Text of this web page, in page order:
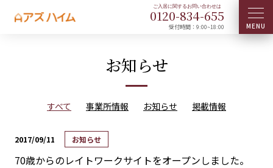
0120-834-655
受付時間：9:00~18:00
お知らせ
すべて 事業所情報 お知らせ 掲載情報
2017/09/11 お知らせ
70歳からのレイトワークサイトをオープンしました。